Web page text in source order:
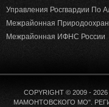
Управления Росгвардии По
Межрайонная
Межрайонная ИФНС России
COPYRIGHT © 2009 -
МАМОНТОВСКОГО МО".